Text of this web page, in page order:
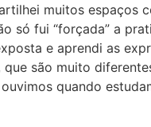
muitos espaços
só fui “forçada” a
e aprendi as
que são muito
quando